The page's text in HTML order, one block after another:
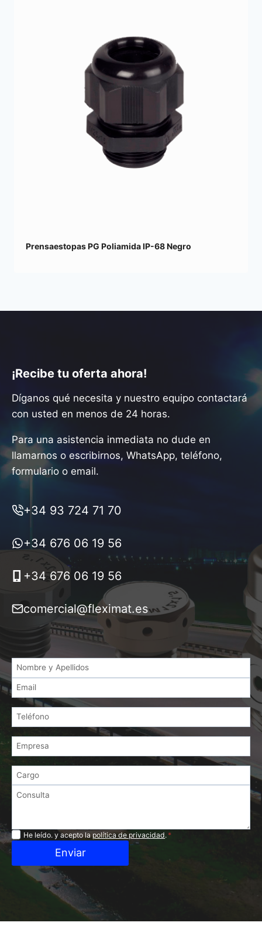
Prensaestopas PG Poliamida IP-68 Negro
¡Recibe tu oferta ahora!
Díganos qué necesita y nuestro equipo contactará
con usted en menos de 24 horas.
Para una asistencia inmediata no dude en
llamarnos o escribirnos, WhatsApp, teléfono,
formulario o email.
+34 93 724 71 70
+34 676 06 19 56
+34 676 06 19 56
comercial@fleximat.es
Privacidad
He leído. y acepto lapolítica de privacidad. *
Enviar